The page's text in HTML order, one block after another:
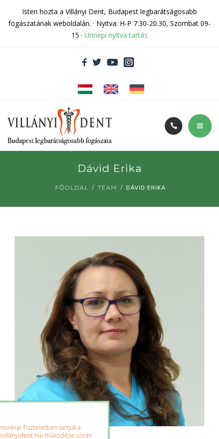
Rólunk
Isten hozta a Villányi Dent, Budapest legbarátságosabb
fogászatának weboldalán. · Nyitva: H-P 7:30-20.30, Szombat 09-
15 · Ünnepi nyitva tartás
Szolgáltatásaink
Kapcsolat
Fogászati cikkek
Adatvédelem
Dávid Erika
FŐOLDAL TEAM DÁVID ERIKA
Tiszteletben tartjuk a
működése során